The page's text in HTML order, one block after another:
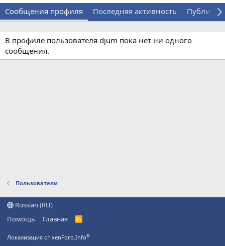
Сообщения профиля Последняя активность
В профиле пользователя djum пока нет ни одного
сообщения.
Пользователи
Russian (RU)
Помощь
Главная
R
Локализация от xenForo.Info®